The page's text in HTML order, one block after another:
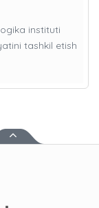
instituti
tashkil etish